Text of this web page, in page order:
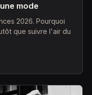
mode
2026. Pourquoi
que suivre l'air du